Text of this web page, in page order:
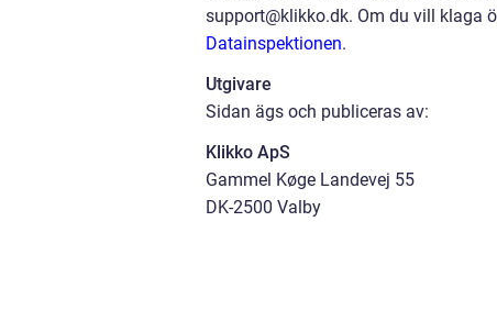
support@klikko.dk. Om du vill klaga
Datainspektionen.
Utgivare
Sidan ägs och publiceras av:
Klikko ApS
Gammel Køge Landevej 55
DK-2500 Valby